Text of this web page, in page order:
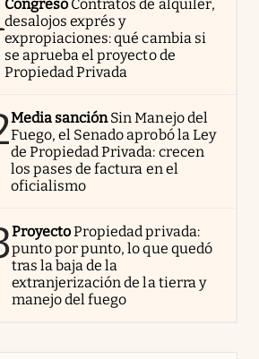
Congreso Contratos de alquiler,
desalojos exprés y
expropiaciones: qué cambia si
se aprueba el proyecto de
Propiedad Privada
Media sanciónSin Manejo del
Fuego, el Senado aprobó la Ley
de Propiedad Privada: crecen
los pases de factura en el
oficialismo
ProyectoPropiedad privada:
punto por punto, lo que quedó
tras la baja de la
extranjerización de la tierra y
manejo del fuego